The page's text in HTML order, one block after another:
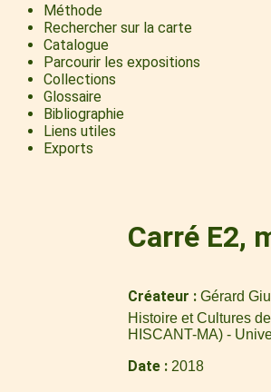
Méthode
Rechercher sur la carte
Catalogue
Parcourir les expositions
Collections
Glossaire
Bibliographie
Liens utiles
Exports
Carré E2,
Créateur
Gérard
Histoire et Cultures
HISCANT-MA) -
Date 2018